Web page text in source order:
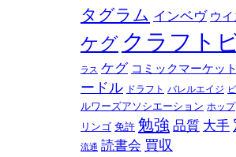
タグラム インベヴ ウ
ケグ クラフト
ラス ケグ コミックマーケット
ードル ドラフト バレルエイジ
ルワーズアソシエーション ホップ
リンゴ 免許 勉強 品質 大手
流通 読書会 買収